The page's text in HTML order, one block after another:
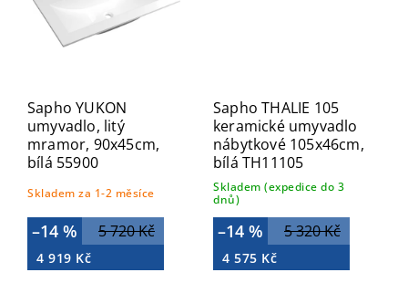
Sapho YUKON
umyvadlo, litý
mramor, 90x45cm,
bílá 55900
Skladem za 1-2 měsíce
5 720 Kč
–14 %
4 919 Kč
Sapho THALIE 105
keramické umyvadlo
nábytkové 105x46cm,
bílá TH11105
Skladem (expedice do 3
dnů)
5 320 Kč
–14 %
4 575 Kč